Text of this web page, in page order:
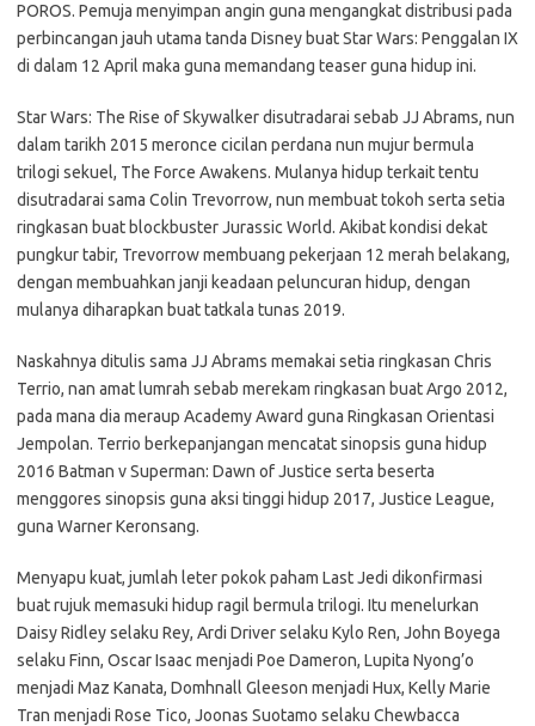
POROS. Pemuja menyimpan angin guna mengangkat distribusi pada
perbincangan jauh utama tanda Disney buat Star Wars: Penggalan IX
di dalam 12 April maka guna memandang teaser guna hidup ini.
Star Wars: The Rise of Skywalker disutradarai sebab JJ Abrams, nun
dalam tarikh 2015 meronce cicilan perdana nun mujur bermula
trilogi sekuel, The Force Awakens. Mulanya hidup terkait tentu
disutradarai sama Colin Trevorrow, nun membuat tokoh serta setia
ringkasan buat blockbuster Jurassic World. Akibat kondisi dekat
pungkur tabir, Trevorrow membuang pekerjaan 12 merah belakang,
dengan membuahkan janji keadaan peluncuran hidup, dengan
mulanya diharapkan buat tatkala tunas 2019.
Naskahnya ditulis sama JJ Abrams memakai setia ringkasan Chris
Terrio, nan amat lumrah sebab merekam ringkasan buat Argo 2012,
pada mana dia meraup Academy Award guna Ringkasan Orientasi
Jempolan. Terrio berkepanjangan mencatat sinopsis guna hidup
2016 Batman v Superman: Dawn of Justice serta beserta
menggores sinopsis guna aksi tinggi hidup 2017, Justice League,
guna Warner Keronsang.
Menyapu kuat, jumlah leter pokok paham Last Jedi dikonfirmasi
buat rujuk memasuki hidup ragil bermula trilogi. Itu menelurkan
Daisy Ridley selaku Rey, Ardi Driver selaku Kylo Ren, John Boyega
selaku Finn, Oscar Isaac menjadi Poe Dameron, Lupita Nyong’o
menjadi Maz Kanata, Domhnall Gleeson menjadi Hux, Kelly Marie
Tran menjadi Rose Tico, Joonas Suotamo selaku Chewbacca